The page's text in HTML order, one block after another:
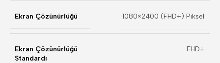
Ekran Çözünürlüğü 1080×2400 (FHD+) Piksel
Ekran Çözünürlüğü
Standardı
FHD+